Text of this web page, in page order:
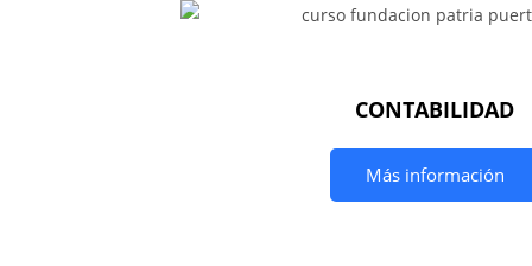
CONTABILIDAD
Más información